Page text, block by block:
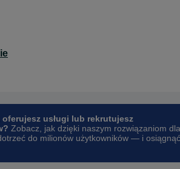
oferujesz usługi lub rekrutujesz
Zobacz, jak dzięki naszym rozwiązaniom dla
do milionów użytkowników — i osiągnąć